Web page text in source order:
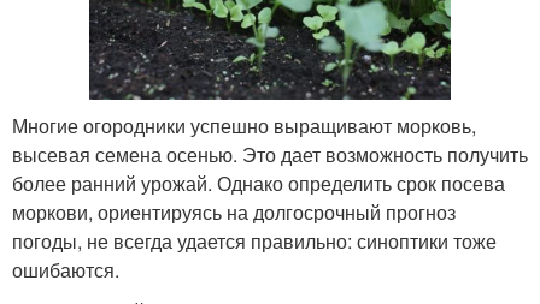
Многие огородники успешно выращивают морковь,
высевая семена осенью. Это дает возможность получить
более ранний урожай. Однако определить срок посева
моркови, ориентируясь на долгосрочный прогноз
погоды, не всегда удается правильно: синоптики тоже
ошибаются.